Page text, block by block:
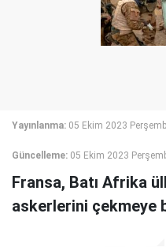
Yayınlanma: 05 Ekim 2023
Güncelleme: 05 Ekim 2023
Fransa, Batı Afrika
askerlerini çekmeye